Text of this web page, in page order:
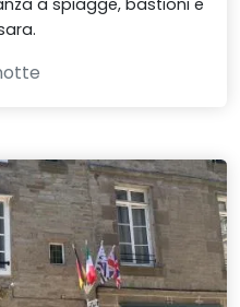
a spiagge, bastioni e